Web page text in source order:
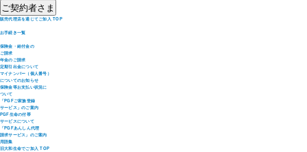
ご契約者さま
販売代理店を通じてご加入 TOP
お手続き一覧
保険金・給付金の
ご請求
年金のご請求
定期引出金について
マイナンバー（個人番号）
についてのお知らせ
保険金等お支払い状況に
ついて
「PGFご家族登録
サービス」のご案内
PGF生命の付帯
サービスについて
「PGFあんしん代理
請求サービス」のご案内
用語集
旧大和生命でご加入 TOP